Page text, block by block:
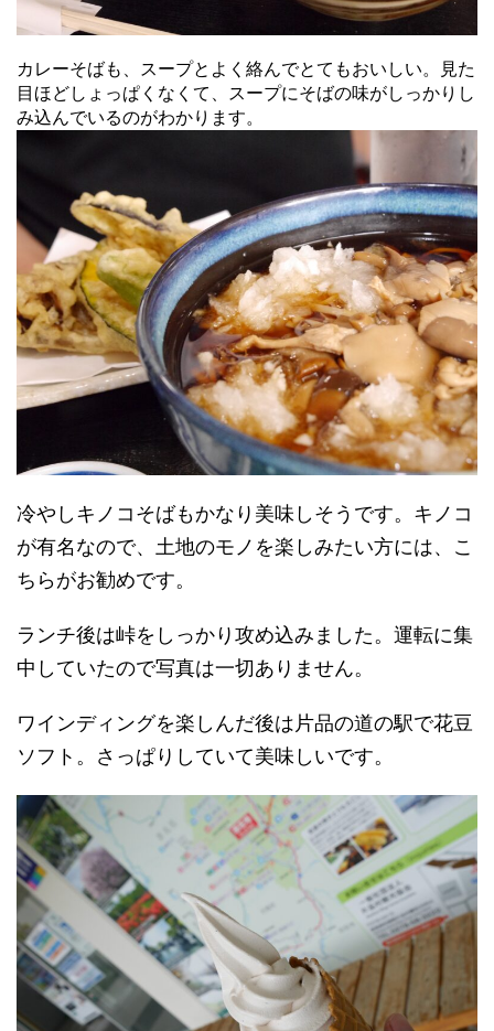
カレーそばも、スープとよく絡んでとてもおいしい。見た
目ほどしょっぱくなくて、スープにそばの味がしっかりし
み込んでいるのがわかります。
冷やしキノコそばもかなり美味しそうです。キノコ
が有名なので、土地のモノを楽しみたい方には、こ
ちらがお勧めです。
ランチ後は峠をしっかり攻め込みました。運転に集
中していたので写真は一切ありません。
ワインディングを楽しんだ後は片品の道の駅で花豆
ソフト。さっぱりしていて美味しいです。